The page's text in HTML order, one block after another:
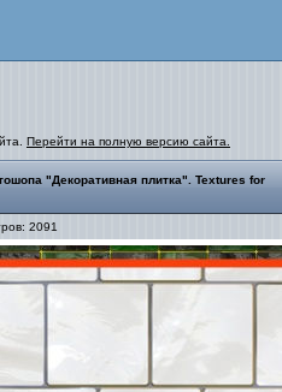
Перейти на полную версию сайта.
"Декоративная плитка". Textures for
2091